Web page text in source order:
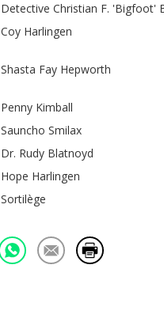
Detective Christian F. 'Bigfoot'
Coy Harlingen
Shasta Fay Hepworth
Penny Kimball
Sauncho Smilax
Dr. Rudy Blatnoyd
Hope Harlingen
Sortilège